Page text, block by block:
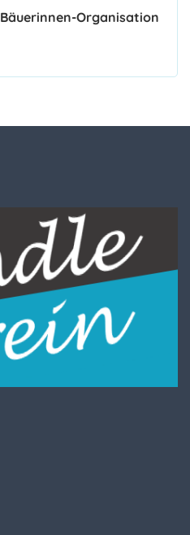
Bäuerinnen-Organisation